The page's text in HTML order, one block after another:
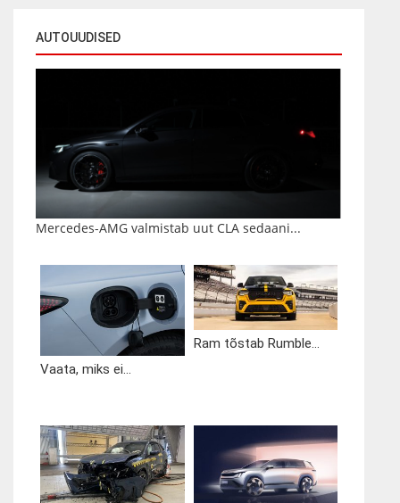
AUTOUUDISED
Mercedes-AMG valmistab uut CLA sedaani...
Vaata, miks ei...
Ram tõstab Rumble...